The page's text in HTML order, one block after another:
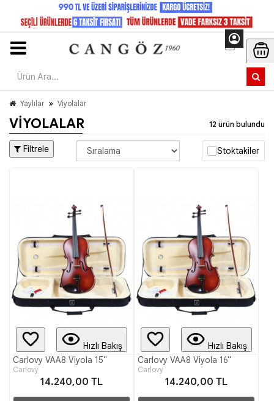
Yaylılar Viyolalar
VIYOLALAR 12 ürün bulundu
Filtrele Stoktakiler
Hızlı Bakış
Carlovy VAA8 Viyola 15"
Carlovy
14.240,00 TL
Hızlı Bakış
Carlovy VAA8 Viyola 16"
Carlovy
14.240,00 TL